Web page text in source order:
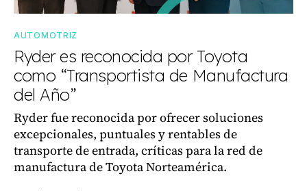
AUTOMOTRIZ
Ryder es reconocida por Toyota
como “Transportista de Manufactura
del Año”
Ryder fue reconocida por ofrecer soluciones
excepcionales, puntuales y rentables de
transporte de entrada, críticas para la red de
manufactura de Toyota Norteamérica.